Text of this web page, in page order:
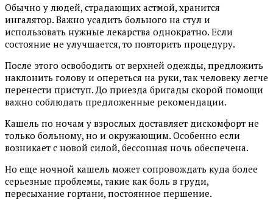
Обычно у людей, страдающих астмой, хранится
ингалятор. Важно усадить больного на стул и
использовать нужные лекарства однократно. Если
состояние не улучшается, то повторить процедуру.
После этого освободить от верхней одежды, предложить
наклонить голову и опереться на руки, так человеку легче
перенести приступ. До приезда бригады скорой помощи
важно соблюдать предложенные рекомендации.
Кашель по ночам у взрослых доставляет дискомфорт не
только больному, но и окружающим. Особенно если
возникает с новой силой, бессонная ночь обеспечена.
Но еще ночной кашель может сопровождать куда более
серьезные проблемы, такие как боль в груди,
пересыхание гортани, постоянное першение.